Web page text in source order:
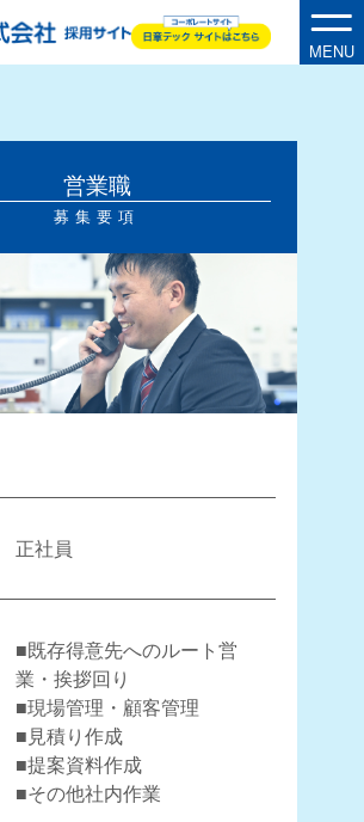
MENU
・
・PEO LE
営業職
募集要項
正社員
■既存得意先へのルート営
業・挨拶回り
■現場管理・顧客管理
■見積り作成
■提案資料作成
■その他社内作業